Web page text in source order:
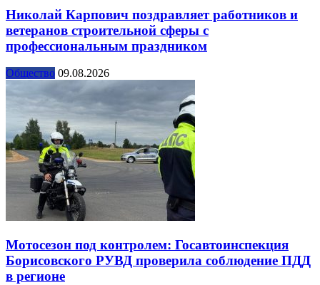
Николай Карпович поздравляет работников и
ветеранов строительной сферы с
профессиональным праздником
Общество 09.08.2026
Мотосезон под контролем: Госавтоинспекция
Борисовского РУВД проверила соблюдение ПДД
в регионе